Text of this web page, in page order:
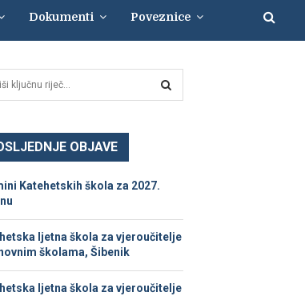
Dokumenti Poveznice
C
OBJAVE
Katehetskih škola za 2027.
ljetna škola za vjeroučitelje
školama, Šibenik
ljetna škola za vjeroučitelje